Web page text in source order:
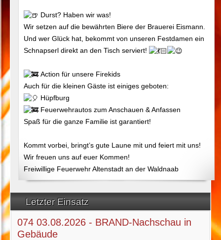
Letzter Einsatz
074 03.08.2026 - BRAND-Nachschau in
Gebäude
Durst? Haben wir was!
Wir setzen auf die bewährten Biere der Brauerei Eismann.
Und wer Glück hat, bekommt von unseren Festdamen ein
Schnapserl direkt an den Tisch serviert!
Action für unsere Firekids
Auch für die kleinen Gäste ist einiges geboten:
Hüpfburg
Feuerwehrautos zum Anschauen & Anfassen
Spaß für die ganze Familie ist garantiert!
Kommt vorbei, bringt’s gute Laune mit und feiert mit uns!
Wir freuen uns auf euer Kommen!
Freiwillige Feuerwehr Altenstadt an der Waldnaab